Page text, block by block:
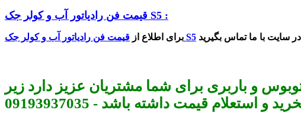
قیمت فن رادیاتور آب و کولر جک S5 :
برای اطلاع از قیمت فن رادیاتور آب و کولر جک S5
و باربری برای شما مشتریان عزیز دارد زیر
قیمت داشته باشد - 09193937035